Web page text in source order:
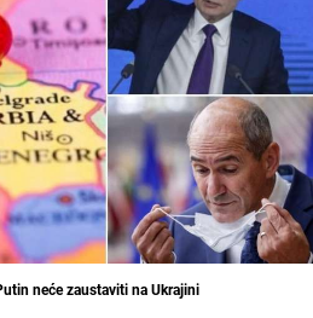
neće zaustaviti na Ukrajini